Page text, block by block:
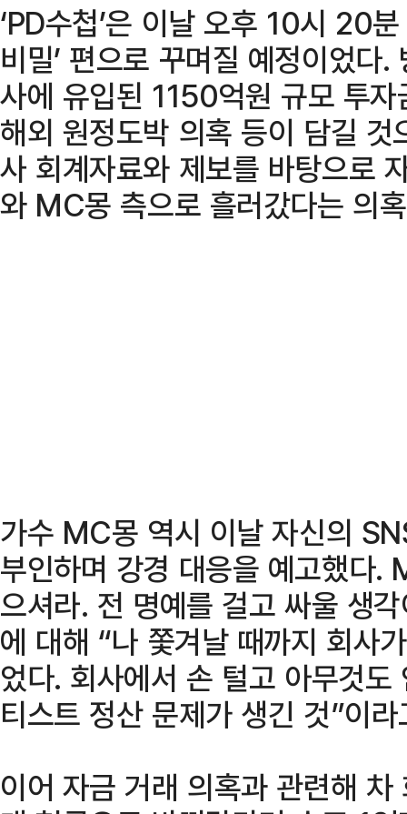
‘PD수첩’은 이날 오후 10시 20
비밀’ 편으로 꾸며질 예정이었다
사에 유입된 1150억원 규모 투
해외 원정도박 의혹 등이 담길
사 회계자료와 제보를 바탕으로
와 MC몽 측으로 흘러갔다는 의
가수 MC몽 역시 이날 자신의
부인하며 강경 대응을 예고했다
으셔라. 전 명예를 걸고 싸울 생
에 대해 “나 쫓겨날 때까지 회사
었다. 회사에서 손 털고 아무것
티스트 정산 문제가 생긴 것”이
이어 자금 거래 의혹과 관련해